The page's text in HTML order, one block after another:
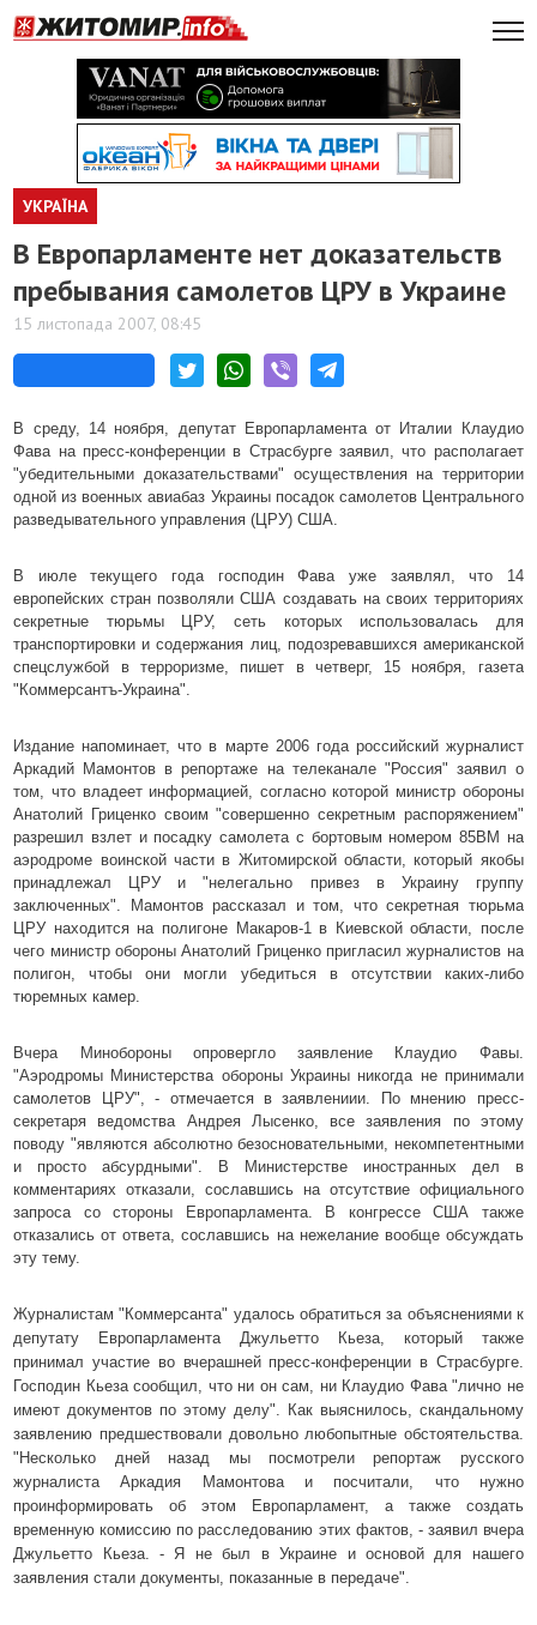
УКРАЇНА
В Европарламенте нет доказательств
пребывания самолетов ЦРУ в Украине
15 листопада 2007, 08:45
В среду, 14 ноября, депутат Европарламента от Италии Клаудио
Фава на пресс-конференции в Страсбурге заявил, что располагает
"убедительными доказательствами" осуществления на территории
одной из военных авиабаз Украины посадок самолетов Центрального
разведывательного управления (ЦРУ) США.
В июле текущего года господин Фава уже заявлял, что 14
европейских стран позволяли США создавать на своих территориях
секретные тюрьмы ЦРУ, сеть которых использовалась для
транспортировки и содержания лиц, подозревавшихся американской
спецслужбой в терроризме, пишет в четверг, 15 ноября, газета
"Коммерсантъ-Украина".
Издание напоминает, что в марте 2006 года российский журналист
Аркадий Мамонтов в репортаже на телеканале "Россия" заявил о
том, что владеет информацией, согласно которой министр обороны
Анатолий Гриценко своим "совершенно секретным распоряжением"
разрешил взлет и посадку самолета с бортовым номером 85BM на
аэродроме воинской части в Житомирской области, который якобы
принадлежал ЦРУ и "нелегально привез в Украину группу
заключенных". Мамонтов рассказал и том, что секретная тюрьма
ЦРУ находится на полигоне Макаров-1 в Киевской области, после
чего министр обороны Анатолий Гриценко пригласил журналистов на
полигон, чтобы они могли убедиться в отсутствии каких-либо
тюремных камер.
Вчера Минобороны опровергло заявление Клаудио Фавы.
"Аэродромы Министерства обороны Украины никогда не принимали
самолетов ЦРУ", - отмечается в заявлениии. По мнению пресс-
секретаря ведомства Андрея Лысенко, все заявления по этому
поводу "являются абсолютно безосновательными, некомпетентными
и просто абсурдными". В Министерстве иностранных дел в
комментариях отказали, сославшись на отсутствие официального
запроса со стороны Европарламента. В конгрессе США также
отказались от ответа, сославшись на нежелание вообще обсуждать
эту тему.
Журналистам "Коммерсанта" удалось обратиться за объяснениями к
депутату Европарламента Джульетто Кьеза, который также
принимал участие во вчерашней пресс-конференции в Страсбурге.
Господин Кьеза сообщил, что ни он сам, ни Клаудио Фава "лично не
имеют документов по этому делу". Как выяснилось, скандальному
заявлению предшествовали довольно любопытные обстоятельства.
"Несколько дней назад мы посмотрели репортаж русского
журналиста Аркадия Мамонтова и посчитали, что нужно
проинформировать об этом Европарламент, а также создать
временную комиссию порасследованию этих фактов, - заявил вчера
Джульетто Кьеза. - Я не был в Украине и основой для нашего
заявления стали документы, показанные в передаче".